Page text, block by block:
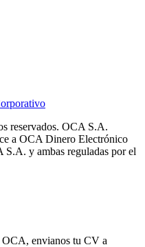
reservados. OCA S.A.
a OCA Dinero Electrónico
S.A. y ambas reguladas por el
OCA, envianos tu CV a